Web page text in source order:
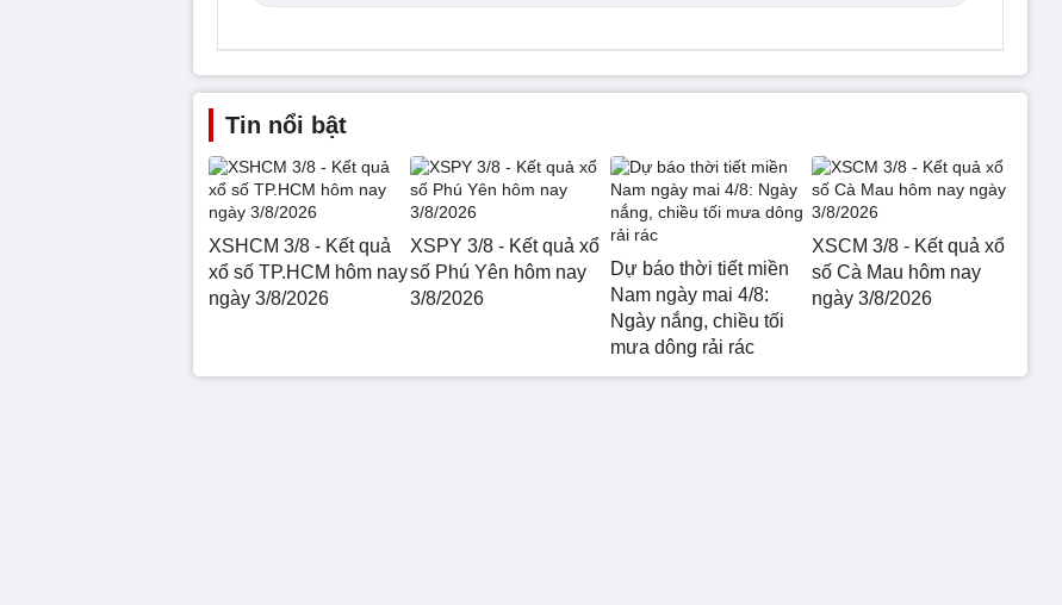
Tin nổi bật
XSHCM 3/8 - Kết quả
xổ số TP.HCM hôm nay
ngày 3/8/2026
XSPY 3/8 - Kết quả xổ
số Phú Yên hôm nay
3/8/2026
Dự báo thời tiết miền
Nam ngày mai 4/8:
Ngày nắng, chiều tối
mưa dông rải rác
XSCM 3/8 - Kết quả xổ
số Cà Mau hôm nay
ngày 3/8/2026